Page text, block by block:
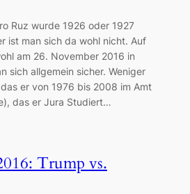
Ruz wurde 1926 oder 1927
ist man sich da wohl nicht. Auf
am 26. November 2016 in
sich allgemein sicher. Weniger
er von 1976 bis 2008 im Amt
das er Jura Studiert…
Trump vs.